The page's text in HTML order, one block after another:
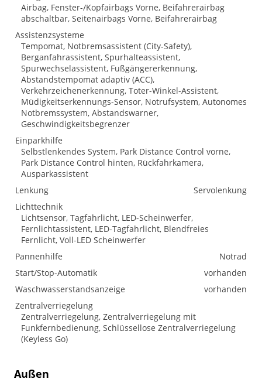
Airbag, Fenster-/Kopfairbags Vorne, Beifahrerairbag
abschaltbar, Seitenairbags Vorne, Beifahrerairbag
Assistenzsysteme
Tempomat, Notbremsassistent (City-Safety),
Berganfahrassistent, Spurhalteassistent,
Spurwechselassistent, Fußgängererkennung,
Abstandstempomat adaptiv (ACC),
Verkehrzeichenerkennung, Toter-Winkel-Assistent,
Müdigkeitserkennungs-Sensor, Notrufsystem, Autonomes
Notbremssystem, Abstandswarner,
Geschwindigkeitsbegrenzer
Einparkhilfe
Selbstlenkendes System, Park Distance Control vorne,
Park Distance Control hinten, Rückfahrkamera,
Ausparkassistent
Lenkung
Servolenkung
Lichttechnik
Lichtsensor, Tagfahrlicht, LED-Scheinwerfer,
Fernlichtassistent, LED-Tagfahrlicht, Blendfreies
Fernlicht, Voll-LED Scheinwerfer
Pannenhilfe
Notrad
Start/Stop-Automatik
vorhanden
Waschwasserstandsanzeige
vorhanden
Zentralverriegelung
Zentralverriegelung, Zentralverriegelung mit
Funkfernbedienung, Schlüssellose Zentralverriegelung
(Keyless Go)
Außen